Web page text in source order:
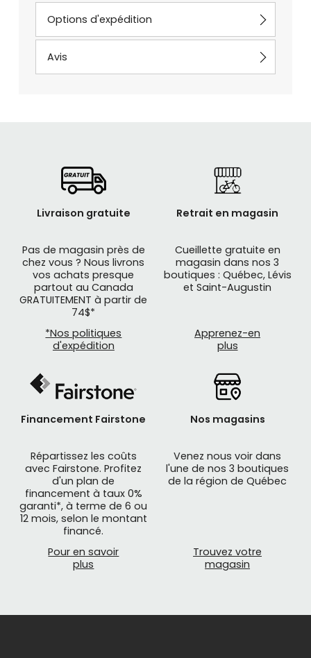
Options d'expédition
Avis
Livraison gratuite
Pas de magasin près de
chez vous ? Nous livrons
vos achats presque
partout au Canada
GRATUITEMENT à partir de
74$*
*Nos politiques
d'expédition
Retrait en magasin
Cueillette gratuite en
magasin dans nos 3
boutiques : Québec, Lévis
et Saint-Augustin
Apprenez-en
plus
Financement Fairstone
Répartissez les coûts
avec Fairstone. Profitez
d'un plan de
financement à taux 0%
garanti*, à terme de 6 ou
12 mois, selon le montant
financé.
Pour en savoir
plus
Nos magasins
Venez nous voir dans
l'une de nos 3 boutiques
de la région de Québec
Trouvez votre
magasin